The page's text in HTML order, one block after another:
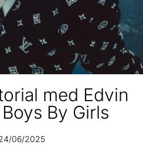
med Edvin
By Girls
06/2025